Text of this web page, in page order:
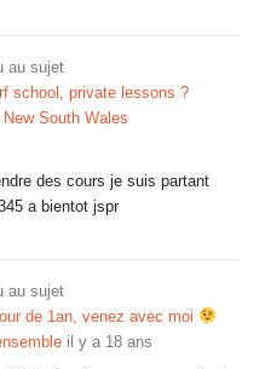
au sujet
school, private lessons ?
South Wales
des cours je suis partant
a bientot jspr
au sujet
de 1an, venez avec moi
il y a 18 ans